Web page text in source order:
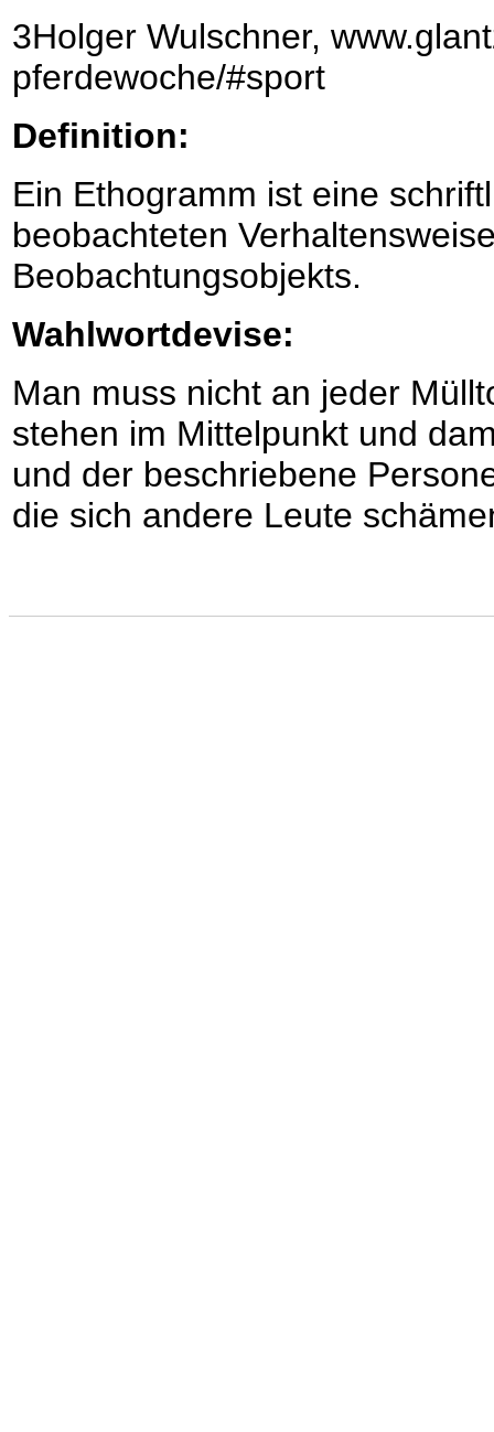
3Holger Wulschner,
pferdewoche/#sport
Definition:
Ein Ethogramm ist eine
beobachteten
Beobachtungsobjekts.
Wahlwortdevise:
Man muss nicht an jeder
stehen im Mittelpunkt und
und der beschriebene
die sich andere Leute